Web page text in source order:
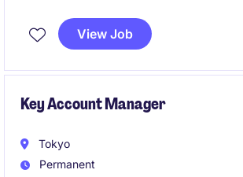
経験を通じて、専門性と市場価値を高
ョンです。
View Job
Key Account Manager
Tokyo
Permanent